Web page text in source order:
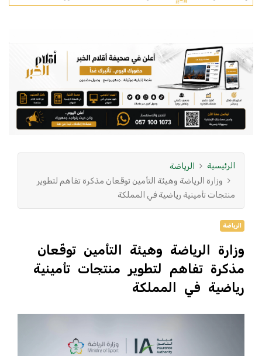
الرئيسية
الرياضة
وزارة الرياضة وهيئة التأمين توقّعان مذكرة تفاهم لتطوير
منتجات تأمينية رياضية في المملكة
الرياضة
وزارة الرياضة وهيئة التأمين توقّعان
مذكرة تفاهم لتطوير منتجات تأمينية
رياضية في المملكة